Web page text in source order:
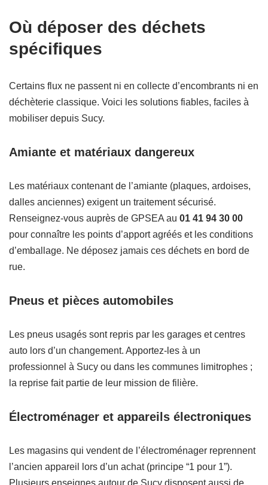
Où déposer des déchets
spécifiques
Certains flux ne passent ni en collecte d’encombrants ni en
déchèterie classique. Voici les solutions fiables, faciles à
mobiliser depuis Sucy.
Amiante et matériaux dangereux
Les matériaux contenant de l’amiante (plaques, ardoises,
dalles anciennes) exigent un traitement sécurisé.
Renseignez-vous auprès de GPSEA au 01 41 94 30 00
pour connaître les points d’apport agréés et les conditions
d’emballage. Ne déposez jamais ces déchets en bord de
rue.
Pneus et pièces automobiles
Les pneus usagés sont repris par les garages et centres
auto lors d’un changement. Apportez-les à un
professionnel à Sucy ou dans les communes limitrophes ;
la reprise fait partie de leur mission de filière.
Électroménager et appareils électroniques
Les magasins qui vendent de l’électroménager reprennent
l’ancien appareil lors d’un achat (principe “1 pour 1”).
Plusieurs enseignes autour de Sucy disposent aussi de